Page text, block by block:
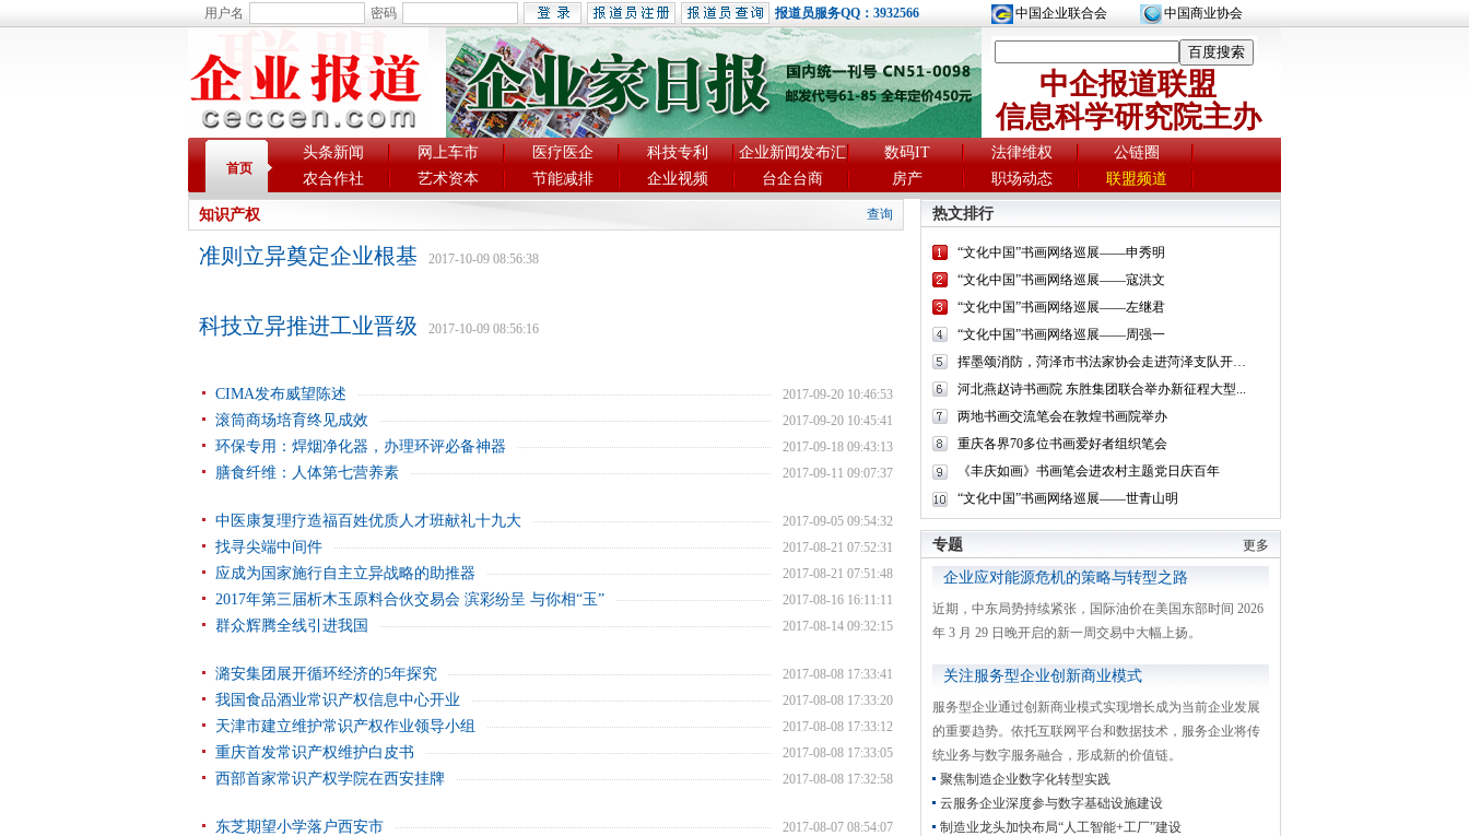
中国企业联合会 中国商业协会
用户名 密码 报道员服务QQ：3932566
中企报道联盟
信息科学研究院主办
首页
头条新闻 网上车市 医疗医企 科技专利 企业新闻发布汇 数码IT 法律维权
公链圈
农合作社
艺术资本 节能减排 企业视频 台企台商 房产 职场动态 联盟频道
查询
知识产权
准则立异奠定企业根基 2017-10-09 08:56:38
科技立异推进工业晋级 2017-10-09 08:56:16
2017-09-20 10:46:53
CIMA发布威望陈述
2017-09-20 10:45:41
滚筒商场培育终见成效
2017-09-18 09:43:13
环保专用：焊烟净化器，办理环评必备神器
2017-09-11 09:07:37
膳食纤维：人体第七营养素
2017-09-05 09:54:32
中医康复理疗造福百姓优质人才班献礼十九大
2017-08-21 07:52:31
找寻尖端中间件
2017-08-21 07:51:48
应成为国家施行自主立异战略的助推器
2017-08-16 16:11:11
2017年第三届析木玉原料合伙交易会 滨彩纷呈 与你相“玉”
2017-08-14 09:32:15
群众辉腾全线引进我国
2017-08-08 17:33:41
潞安集团展开循环经济的5年探究
2017-08-08 17:33:20
我国食品酒业常识产权信息中心开业
2017-08-08 17:33:12
天津市建立维护常识产权作业领导小组
2017-08-08 17:33:05
重庆首发常识产权维护白皮书
2017-08-08 17:32:58
西部首家常识产权学院在西安挂牌
2017-08-07 08:54:07
东芝期望小学落户西安市
热文排行
“文化中国”书画网络巡展——申秀明
“文化中国”书画网络巡展——寇洪文
“文化中国”书画网络巡展——左继君
“文化中国”书画网络巡展——周强一
挥墨颂消防，菏泽市书法家协会走进菏泽支队开展...
河北燕赵诗书画院 东胜集团联合举办新征程大型...
两地书画交流笔会在敦煌书画院举办
重庆各界70多位书画爱好者组织笔会
《丰庆如画》书画笔会进农村主题党日庆百年
“文化中国”书画网络巡展——世青山明
更多
专题
企业应对能源危机的策略与转型之路
近期，中东局势持续紧张，国际油价在美国东部时间 2026
年 3 月 29 日晚开启的新一周交易中大幅上扬。
关注服务型企业创新商业模式
服务型企业通过创新商业模式实现增长成为当前企业发展
的重要趋势。依托互联网平台和数据技术，服务企业将传
统业务与数字服务融合，形成新的价值链。
聚焦制造企业数字化转型实践
云服务企业深度参与数字基础设施建设
制造业龙头加快布局“人工智能+工厂”建设